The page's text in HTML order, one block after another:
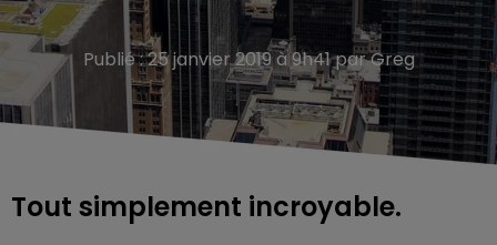
Publié : 25 janvier 2019 à 9h41 par Greg
Tout simplement incroyable.